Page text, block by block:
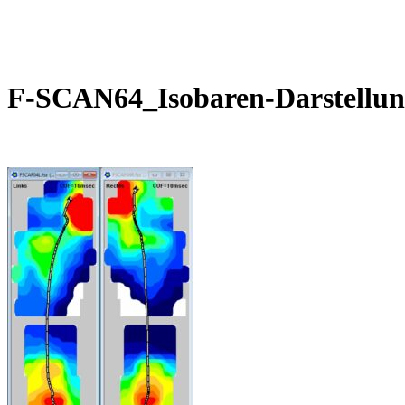
F-SCAN64_Isobaren-